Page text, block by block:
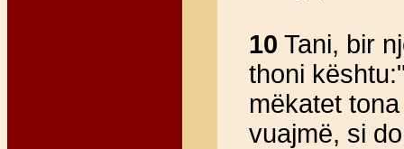
10 Tani, bir
thoni
mëkatet
vuajmë, si